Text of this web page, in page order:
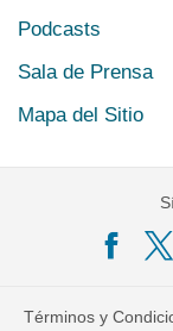
Podcasts
Sala de Prensa
Mapa del Sitio
Términos y